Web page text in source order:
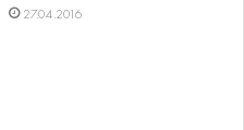
27.04.2016